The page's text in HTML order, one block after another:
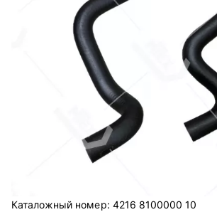
Каталожный номер: 4216 8100000 10